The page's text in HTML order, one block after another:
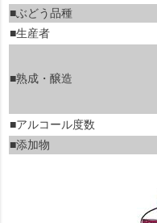
■ぶどう品種
■生産者
■熟成・醸造
■アルコール度数
■添加物